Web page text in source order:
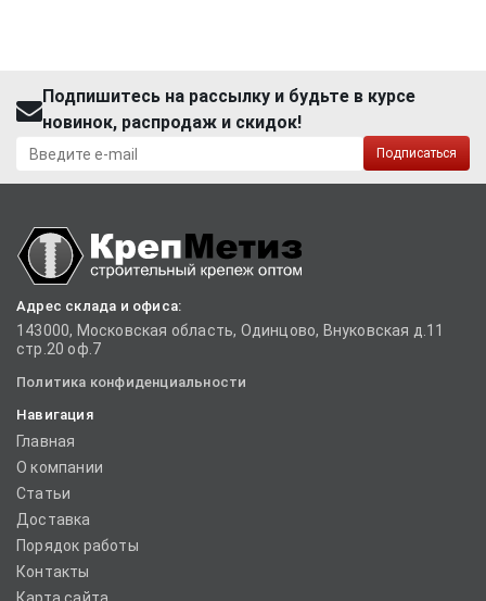
Подпишитесь на рассылку и будьте в курсе
новинок, распродаж и скидок!
Подписаться
Адрес склада и офиса:
143000, Московская область, Одинцово, Внуковская д.11
стр.20 оф.7
Политика конфиденциальности
Навигация
Главная
О компании
Статьи
Доставка
Порядок работы
Контакты